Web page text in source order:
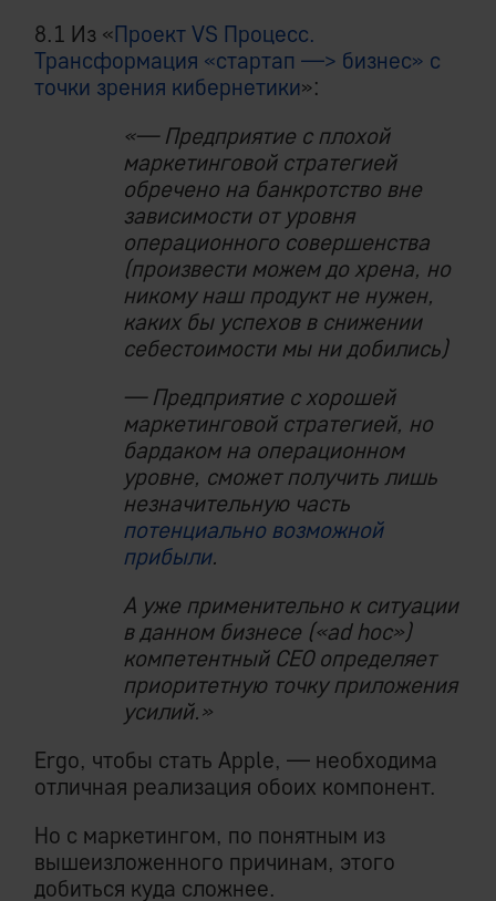
8.1 Из «Проект VS Процесс.
Трансформация «стартап —> бизнес» с
точки зрения кибернетики»:
«— Предприятие с плохой
маркетинговой стратегией
обречено на банкротство вне
зависимости от уровня
операционного совершенства
(произвести можем до хрена, но
никому наш продукт не нужен,
каких бы успехов в снижении
себестоимости мы ни добились)
— Предприятие с хорошей
маркетинговой стратегией, но
бардаком на операционном
уровне, сможет получить лишь
незначительную часть
потенциально возможной
прибыли.
А уже применительно к ситуации
в данном бизнесе («ad hoc»)
компетентный СЕО определяет
приоритетную точку приложения
усилий.»
Ergo, чтобы стать Apple, — необходима
отличная реализация обоих компонент.
Но с маркетингом, по понятным из
вышеизложенного причинам, этого
добиться куда сложнее.